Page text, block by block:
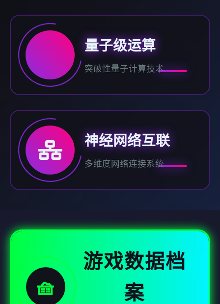
量子级运算
突破性量子计算技术
神经网络互联
多维度网络连接系统
🧺
游戏数据档
案